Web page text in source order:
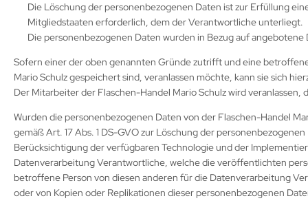
Die Löschung der personenbezogenen Daten ist zur Erfüllung
Mitgliedstaaten erforderlich, dem der Verantwortliche unterliegt.
Die personenbezogenen Daten wurden in Bezug auf
Sofern einer der oben genannten Gründe zutrifft und eine
Mario Schulz gespeichert sind, veranlassen möchte, kann sie sich
Der Mitarbeiter der Flaschen-Handel Mario Schulz wird
Wurden die personenbezogenen Daten von der Flaschen-Handel
gemäß Art. 17 Abs. 1 DS-GVO zur Löschung der
Berücksichtigung der verfügbaren Technologie und der
Datenverarbeitung Verantwortliche, welche die veröffentlichten
betroffene Person von diesen anderen für die Datenverarbeitung
oder von Kopien oder Replikationen dieser personenbezogenen